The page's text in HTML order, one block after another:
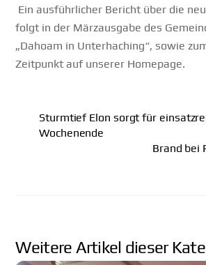
Ein ausführlicher Bericht über die
folgt in der Märzausgabe des
„Dahoam in Unterhaching“, sowie
Zeitpunkt auf unserer Homepage.
Sturmtief Elon sorgt für
Wochenende
Brand bei